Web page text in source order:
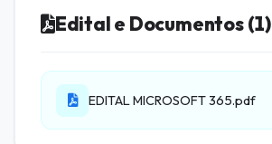
Edital e Documentos (1)
EDITAL MICROSOFT 365.pdf